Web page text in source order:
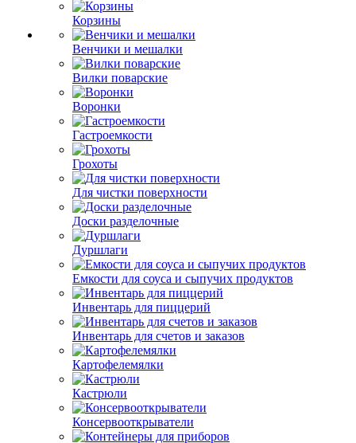
Корзины
Венчики и мешалки
Вилки поварские
Воронки
Гастроемкости
Грохоты
Для чистки поверхности
Доски разделочные
Дуршлаги
Емкости для соуса и сыпучих продуктов
Инвентарь для пиццерий
Инвентарь для счетов и заказов
Картофелемялки
Кастрюли
Консервооткрыватели